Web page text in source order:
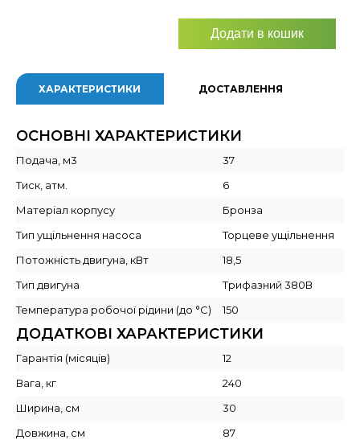
Додати в кошик
ХАРАКТЕРИСТИКИ ДОСТАВЛЕННЯ
ОСНОВНІ ХАРАКТЕРИСТИКИ
Подача, м3
37
Тиск, атм.
6
Матеріал корпусу
Бронза
Тип ущільнення насоса
Торцеве ущільнення
Потожність двигуна, кВт
18,5
Тип двигуна
Трифазний 380В
Температура робочої рідини (до °C)
150
ДОДАТКОВІ ХАРАКТЕРИСТИКИ
Гарантія (місяців)
12
Вага, кг
240
Ширина, см
30
Довжина, см
87